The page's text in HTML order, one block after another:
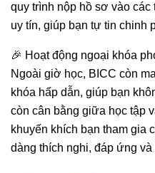
quy trình nộp hồ sơ vào
uy tín, giúp bạn tự tin chinh
🎉 Hoạt động ngoại khóa
Ngoài giờ học, BICC còn
khóa hấp dẫn, giúp bạn
còn cân bằng giữa học tập
khuyến khích bạn tham gia
dàng thích nghi, đáp ứng